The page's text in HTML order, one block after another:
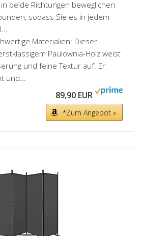
beide Richtungen beweglichen
sodass Sie es in jedem
Materialien: Dieser
Paulownia-Holz weist
und feine Textur auf. Er
und...
89,90 EUR
*Zum Angebot »